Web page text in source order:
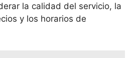
la calidad del servicio, la
y los horarios de